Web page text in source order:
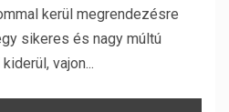
kerül megrendezésre
sikeres és nagy múltú
vajon...